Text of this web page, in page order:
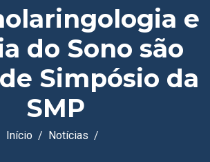
e
do Sono são
Simpósio da
SMP
Início Notícias